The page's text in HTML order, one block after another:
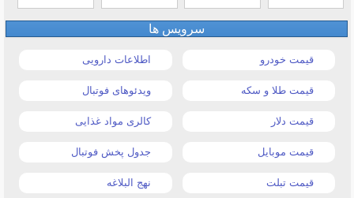
سرویس ها
قیمت خودرو اطلاعات دارویی
قیمت طلا و سکه ویدئوهای فوتبال
قیمت دلار کالری مواد غذایی
قیمت موبایل جدول پخش فوتبال
قیمت تبلت نهج البلاغه